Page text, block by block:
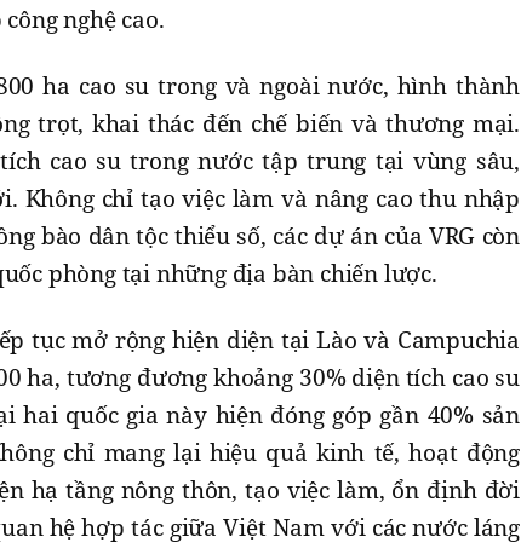
nghệ cao.
ha cao su trong và ngoài nước, hình thành
trọt, khai thác đến chế biến và thương mại.
cao su trong nước tập trung tại vùng sâu,
Không chỉ tạo việc làm và nâng cao thu nhập
bào dân tộc thiểu số, các dự án của VRG còn
phòng tại những địa bàn chiến lược.
tục mở rộng hiện diện tại Lào và Campuchia
ha, tương đương khoảng 30% diện tích cao su
hai quốc gia này hiện đóng góp gần 40% sản
chỉ mang lại hiệu quả kinh tế, hoạt động
hạ tầng nông thôn, tạo việc làm, ổn định đời
hệ hợp tác giữa Việt Nam với các nước láng